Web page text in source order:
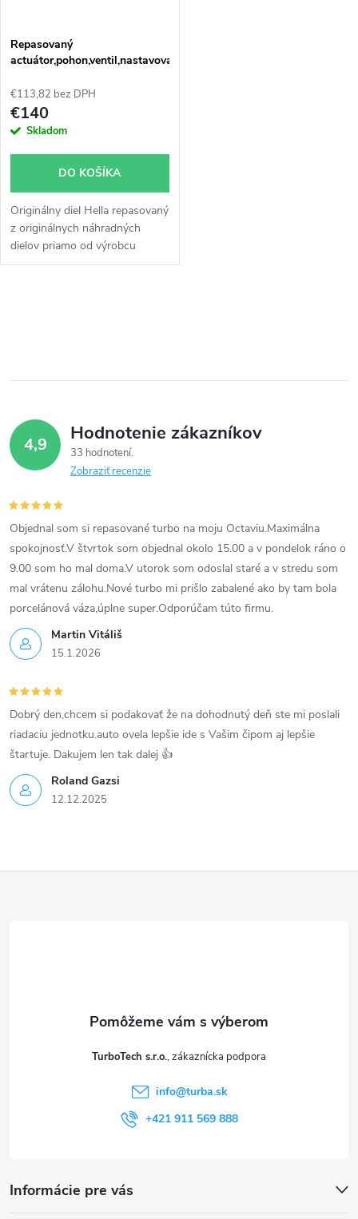
e
p
r
d
u
o
v
s
p
r
o
d
u
k
v
Repasovaný
actuátor,pohon,ventil,nastavovač
€113,82 bez DPH
€140
Skladom
DO KOŠÍKA
Originálny diel Hella repasovaný
z originálnych náhradných
dielov priamo od výrobcu
l
d
a
c
i
e
p
r
v
k
y
v
ý
4,9 Hodnotenie zákazníkov
33 hodnotení
Zobraziť recenzie
Martin Vitáliš
15.1.2026
Objednal som si repasované turbo na moju Octaviu.Maximálna
spokojnosť.V štvrtok som objednal okolo 15.00 a v pondelok ráno o
9.00 som ho mal doma.V utorok som odoslal staré a v stredu som
mal vrátenu zálohu.Nové turbo mi prišlo zabalené ako by tam bola
porcelánová váza,úplne super.Odporúčam túto firmu.
Roland Gazsi
12.12.2025
Dobrý den,chcem si podakovať že na dohodnutý deň ste mi poslali
riadaciu jednotku.auto ovela lepšie ide s Vašim čipom aj lepšie
štartuje. Dakujem len tak dalej 👍
TurboTech s.r.o.
info@turba.sk
+421 911 569 888
Informácie pre vás